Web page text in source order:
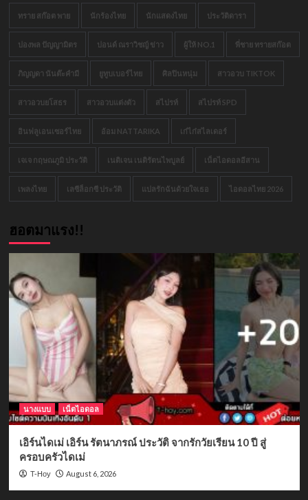
ทราย สก๊อต พาย นักร้องไทย นักแสดงไทย ประวัติดารา
ปองพล ปัญญามิตร ปอนด์ ณราวิชญ์ ข่าว ผู้ให้ NO.1 พี่ชาย ทรายสก๊อต
ภิญญดา นันต๊ะคำมี ยูทูบเบอร์ไทย ศิลปินหนุ่ม สาวอวบ TIKTOK
สาวอวบยโสธร สาวอวบแต่งตัว สไปรท์ สไปรท์ SPD
อินฟลูเอนเซอร์ไทย อ้อม NATTARIKA เก๋ไก๋สไลเดอร์
เจเจ กฤษณภูมิ ประวัติ เนติเจน เนติรัตนไพบูลย์ เน็ตไอดอลอีสาน
เพลงไทย เลซีล็อกซี ประวัติ แปลรักฉันด้วยใจเธอ ไอดอลไทย 2026
ฮอตมาแรง!!
นางแบบ เน็ตไอดอล
เอิร์นไดเม่ เอิร์น รัตนาภรณ์ ประวัติ จากรักวัยเรียน 10 ปี สู่
ครอบครัวไดเม่
T-Hoy August 6, 2026